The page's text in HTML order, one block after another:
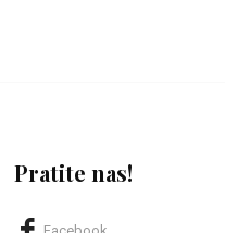
Pratite nas!
Facebook